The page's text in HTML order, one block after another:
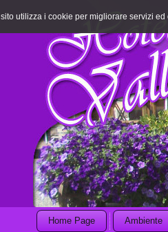
Home Page Ambiente
utilizza i cookie per migliorare servizi